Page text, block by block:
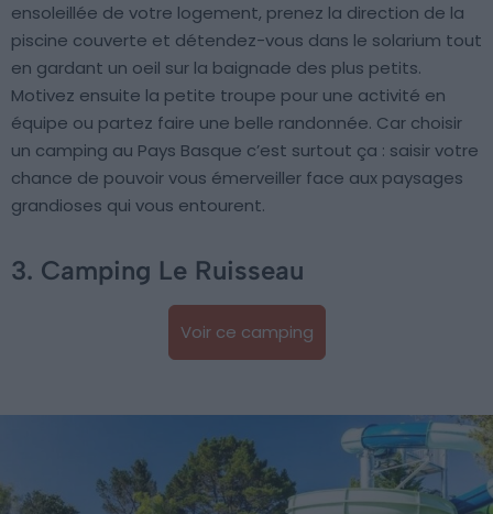
ensoleillée de votre logement, prenez la direction de la
piscine couverte et détendez-vous dans le solarium tout
en gardant un oeil sur la baignade des plus petits.
Motivez ensuite la petite troupe pour une activité en
équipe ou partez faire une belle randonnée. Car choisir
un camping au Pays Basque c’est surtout ça : saisir votre
chance de pouvoir vous émerveiller face aux paysages
grandioses qui vous entourent.
3. Camping Le Ruisseau
Voir ce camping